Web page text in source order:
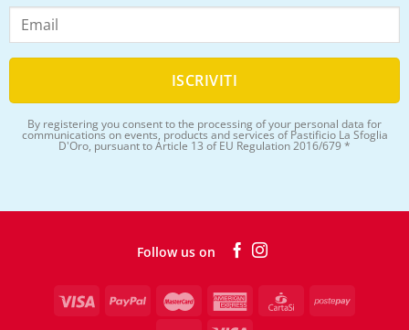
By registering you consent to the processing of your personal data for
communications on events, products and services of Pastificio La Sfoglia
D'Oro, pursuant to Article 13 of EU Regulation 2016/679 *
Follow us on